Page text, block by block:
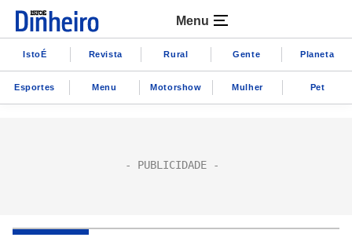
Menu
IstoÉ Revista Rural Gente Planeta
Esportes Menu Motorshow Mulher Pet